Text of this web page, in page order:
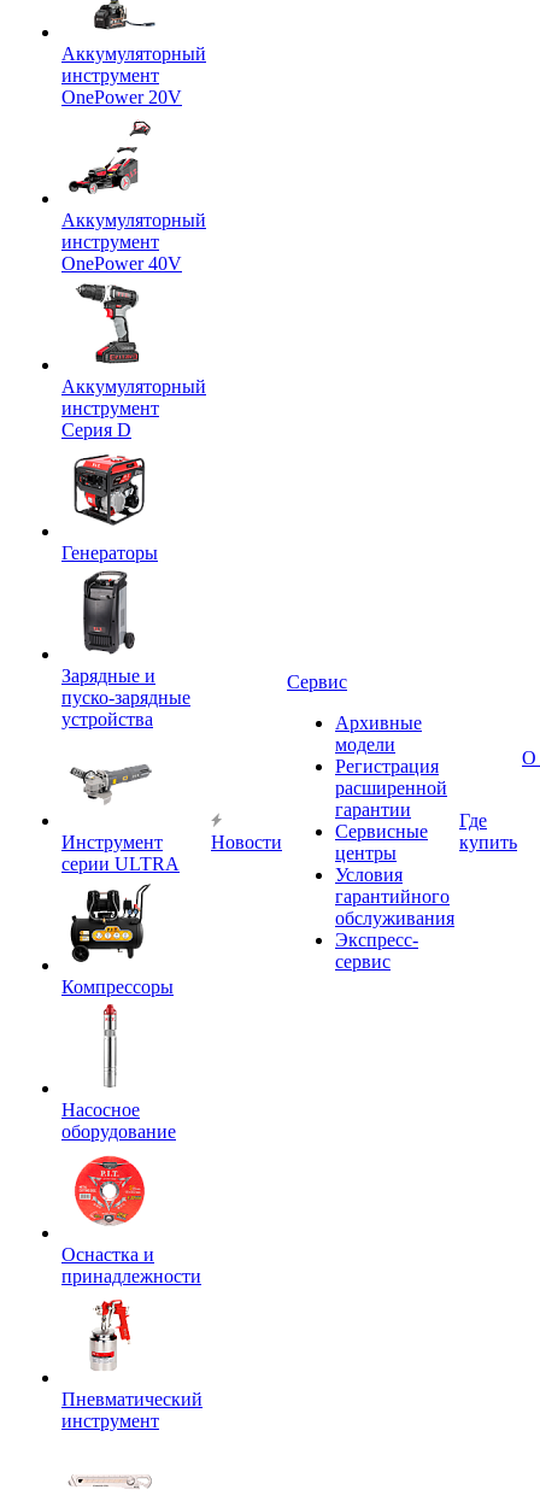
Аккумуляторный
инструмент
OnePower 20V
Аккумуляторный
инструмент
OnePower 40V
Аккумуляторный
инструмент
Серия D
Генераторы
Зарядные и
пуско-зарядные
устройства
Инструмент
серии ULTRA
Компрессоры
Насосное
оборудование
Оснастка и
принадлежности
Пневматический
инструмент
Новости
Сервис
Архивные
модели
Регистрация
расширенной
гарантии
Сервисные
центры
Условия
гарантийного
обслуживания
Экспресс-
сервис
Где
купить
О